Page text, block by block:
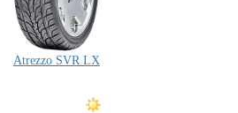
Atrezzo SVR LX